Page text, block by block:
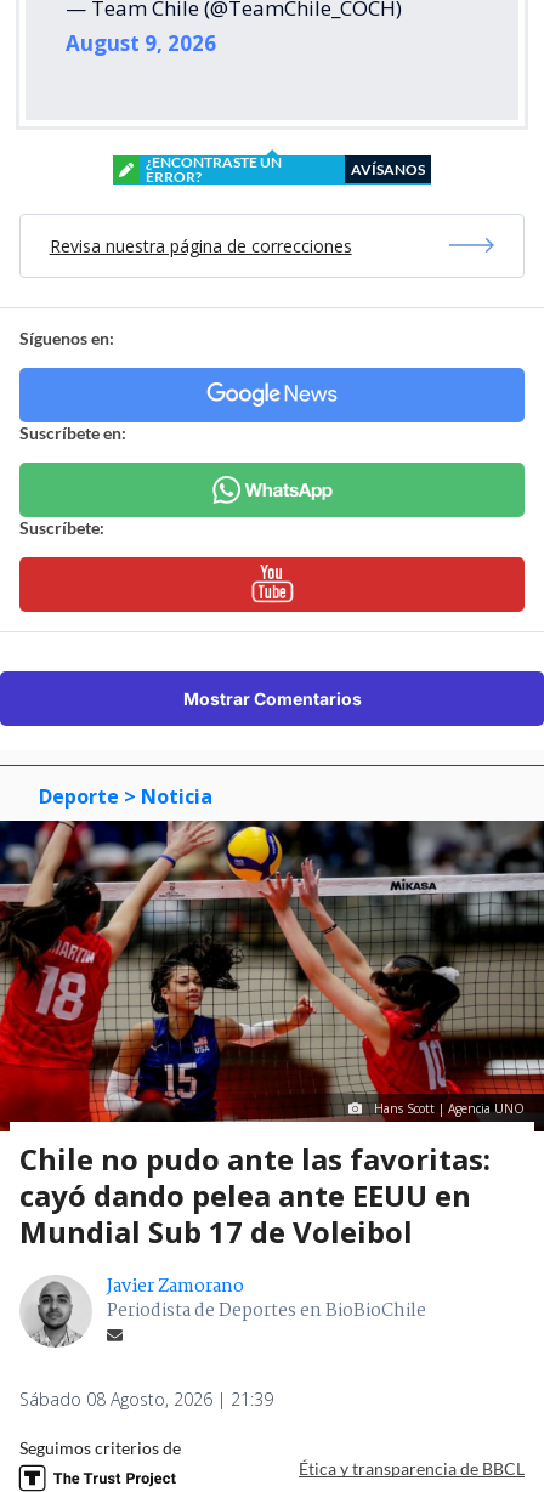
— Team Chile (@TeamChile_COCH)
August 9, 2026
¿ENCONTRASTE UN
ERROR?
AVÍSANOS
Revisa nuestra página de correcciones
Síguenos en:
Suscríbete en:
Suscríbete:
Mostrar Comentarios
Deporte > Noticia
Hans Scott | Agencia UNO
Chile no pudo ante las favoritas:
cayó dando pelea ante EEUU en
Mundial Sub 17 de Voleibol
Javier Zamorano
Periodista de Deportes en BioBioChile
Sábado 08 Agosto, 2026 | 21:39
Seguimos criterios de
Ética y transparencia de BBCL